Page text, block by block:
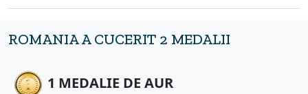
ROMANIA A CUCERIT 2 MEDALII
1 MEDALIE DE AUR